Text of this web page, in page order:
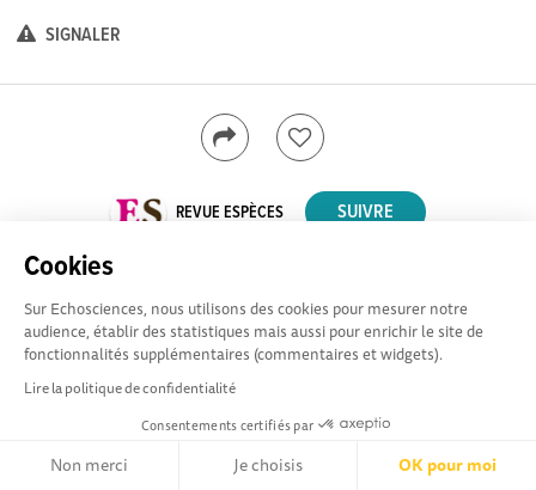
Cookies
Sur Echosciences, nous utilisons des cookies pour mesurer notre
audience, établir des statistiques mais aussi pour enrichir le site de
fonctionnalités supplémentaires (commentaires et widgets).
Lire la politique de confidentialité
Consentements certifiés par
Non merci Je choisis OK pour moi
SIGNALER
REVUE ESPÈCES